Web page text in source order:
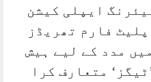
ایپلی کیشن
فارم تھریڈز
مدد کے لیے ہیش
متعارف کرا